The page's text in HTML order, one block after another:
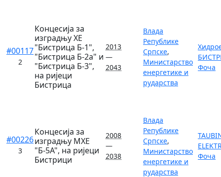
#00117
2
Концесија за
изградњу ХЕ
"Бистрица Б-1",
"Бистрица Б-2а" и
"Бистрица Б-3",
на ријеци
Бистрица
2013
—
2043
Влада
Републике
Српске,
Министарство
енергетике и
рударства
Фоча
#00226
3
Концесија за
изградњу МХЕ
"Б-5А", на ријеци
Бистрици
2008
—
2038
Влада
Републике
Српске,
Министарство
енергетике и
рударства
Фоча